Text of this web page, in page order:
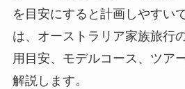
を目安にすると計画しやすい
は、オーストラリア家族旅行
用目安、モデルコース、ツア
解説します。